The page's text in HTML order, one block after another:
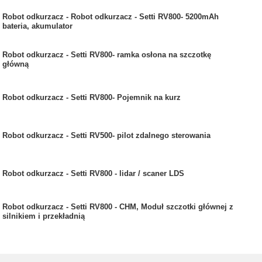
Robot odkurzacz - Robot odkurzacz - Setti RV800- 5200mAh
bateria, akumulator
Robot odkurzacz - Setti RV800- ramka osłona na szczotkę
główną
Robot odkurzacz - Setti RV800- Pojemnik na kurz
Robot odkurzacz - Setti RV500- pilot zdalnego sterowania
Robot odkurzacz - Setti RV800 - lidar / scaner LDS
Robot odkurzacz - Setti RV800 - CHM, Moduł szczotki głównej z
silnikiem i przekładnią